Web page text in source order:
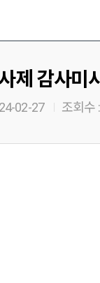
제 감사미
02-27 조회수 :